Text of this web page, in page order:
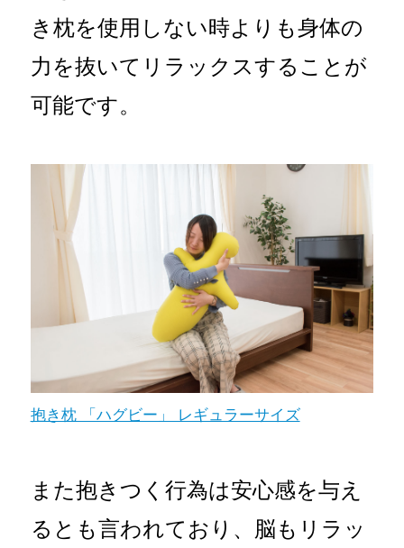
き枕を使用しない時よりも身体の
力を抜いてリラックスすることが
可能です。
抱き枕 「ハグビー」 レギュラーサイズ
また抱きつく行為は安心感を与え
るとも言われており、脳もリラッ